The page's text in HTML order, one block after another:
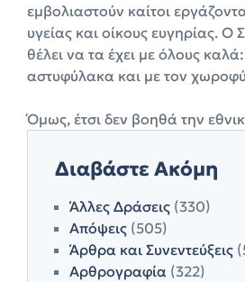
εμβολιαστούν καίτοι
υγείας και οίκους ευγηρίας. Ο
θέλει να τα έχει με όλους
αστυφύλακα και με τον
Όμως, έτσι δεν βοηθά την
Διαβάστε Ακόμη
Άλλες Δράσεις (330)
Απόψεις (505)
Άρθρα και Συνεντεύξεις
Αρθρογραφία (322)